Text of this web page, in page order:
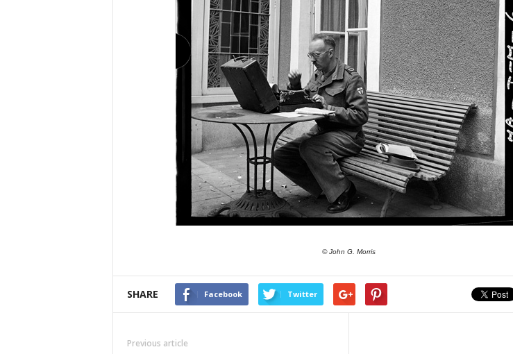
© John G. Morris
SHARE Facebook Twitter
Previous article